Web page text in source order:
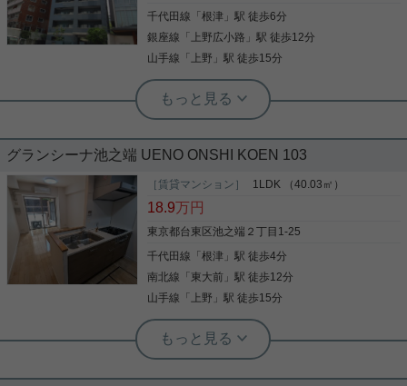
写真(9)
千代田線 「根津 」駅 徒歩6分
銀座線 「 上野広小路 」駅 徒歩12分
山手線 「 上野 」駅 徒歩15分
根津駅前センター（実用根津ホーム株式会社 根津駅前センター） スタ
ッフ小西
新生活にオススメ
すぐ目の前は不忍池 上野公園至近の人気高級賃貸マ
ンション 「レジディア上野池之端」 オートロック、
宅配ボックスをはじめ、 敷地内ゴミ捨て場など設備
充実 室内設備に関しましては ・バストイレ別、浴室
チンで料理好きの方にもおすすめ 現在お申し込み受
付中 内覧可能予定日など、詳細はお気軽にお問い合
わせくださいませ。
グランシーナ池之端 UENO ONSHI KOEN 103
［賃貸マンション］ 1LDK （40.03㎡）
18.9万円
東京都台東区池之端２丁目1-25
千代田線 「根津 」駅 徒歩4分
南北線 「 東大前 」駅 徒歩12分
山手線 「 上野 」駅 徒歩15分
根津駅前センター（実用根津ホーム株式会社 根津駅前センター） スタ
ッフ佐藤
専用庭つき角部屋の1LDK☆